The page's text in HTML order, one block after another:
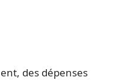
des dépenses